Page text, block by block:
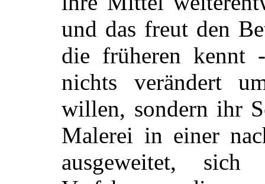
und das freut den
die früheren kennt
nichts verändert
willen, sondern ihr
Malerei in einer
ausgeweitet,